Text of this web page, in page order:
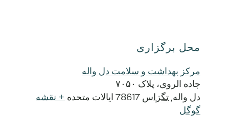
محل برگزاری
مرکز بهداشت و سلامت دل واله
جاده الروی، پلاک ۷۰۵۰
دل واله, تگزاس 78617 ایالات متحده + نقشه
گوگل